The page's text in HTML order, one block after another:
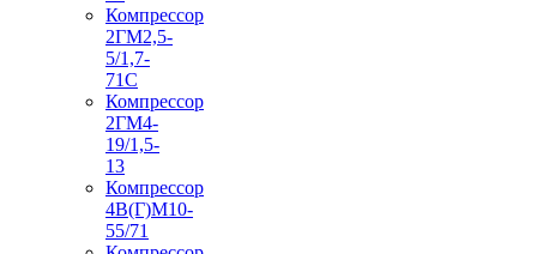
Компрессор
2ГМ2,5-
5/1,7-
71С
Компрессор
2ГМ4-
19/1,5-
13
Компрессор
4В(Г)М10-
55/71